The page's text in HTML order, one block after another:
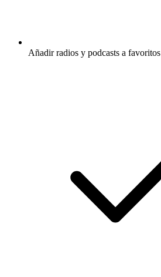
Añadir radios y podcasts a favoritos